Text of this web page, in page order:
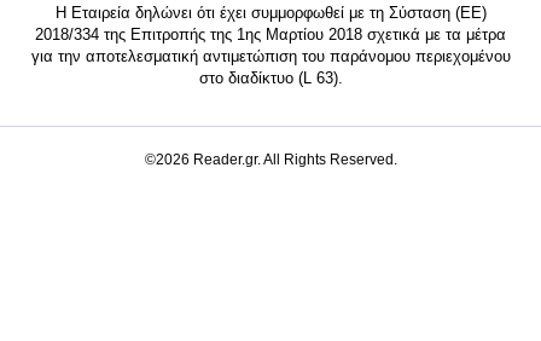
Η Εταιρεία δηλώνει ότι έχει συμμορφωθεί με τη Σύσταση (ΕΕ)
2018/334 της Επιτροπής της 1ης Μαρτίου 2018 σχετικά με τα μέτρα
για την αποτελεσματική αντιμετώπιση του παράνομου περιεχομένου
στο διαδίκτυο (L 63).
©2026 Reader.gr. All Rights Reserved.